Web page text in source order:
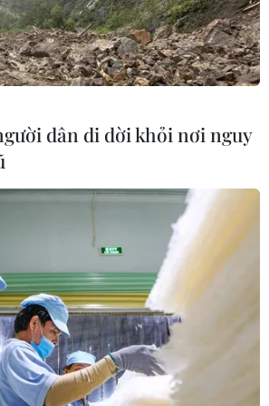
tỏa sáng tại Kỳ thi
tế
Xem thêm
TẤN XÃ VIỆT NAM
TIẾN DUẨN
NGUYỄN THỊ TÁM, KHÚC THANH
dân di dời khỏi nơi nguy